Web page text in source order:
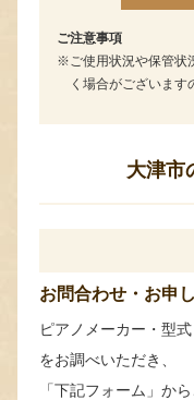
ご注意事項
ご使用状況や保管状
く場合がございます
大津市
お問合わせ・お申
ピアノメーカー・型
をお調べいただき、
「下記フォーム」か